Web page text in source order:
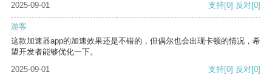
2025-09-01
支持[0] 反对[0]
游客
这款加速器app的加速效果还是不错的，但偶尔也会出现卡顿的情况，希
望开发者能够优化一下。
2025-09-01
支持[0] 反对[0]